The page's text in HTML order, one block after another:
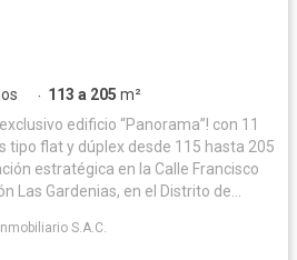
· 113 a 205 m²
edificio “Panorama”! con 11
tipo flat y dúplex desde 115 hasta 205
estratégica en la Calle Francisco
Las Gardenias, en el Distrito de
S.A.C.